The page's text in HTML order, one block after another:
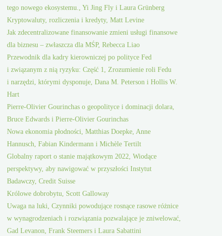
tego nowego ekosystemu., Yi Jing Fly i Laura Grünberg
Kryptowaluty, rozliczenia i kredyty, Matt Levine
Jak zdecentralizowane finansowanie zmieni usługi finansowe
dla biznesu – zwłaszcza dla MŚP, Rebecca Liao
Przewodnik dla kadry kierowniczej po polityce Fed
i związanym z nią ryzyku: Część 1, Zrozumienie roli Fedu
i narzędzi, którymi dysponuje, Dana M. Peterson i Hollis W.
Hart
Pierre-Olivier Gourinchas o geopolityce i dominacji dolara,
Bruce Edwards i Pierre-Olivier Gourinchas
Nowa ekonomia płodności, Matthias Doepke, Anne
Hannusch, Fabian Kindermann i Michèle Tertilt
Globalny raport o stanie majątkowym 2022, Wiodące
perspektywy, aby nawigować w przyszłości Instytut
Badawczy, Credit Suisse
Królowe dobrobytu, Scott Galloway
Uwaga na luki, Czynniki powodujące rosnące rasowe różnice
w wynagrodzeniach i rozwiązania pozwalające je zniwelować,
Gad Levanon, Frank Steemers i Laura Sabattini